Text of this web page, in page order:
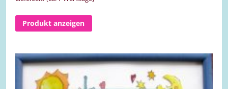
Produkt anzeigen